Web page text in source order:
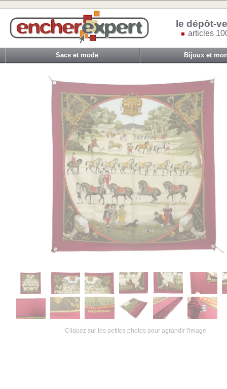
le dépôt-
articles
Sacs et mode Bijoux et
Cliquez sur les petites photos pour agrandir l'image.